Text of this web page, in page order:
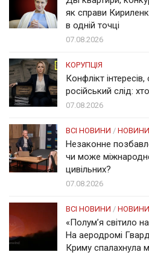
як справи
в одній точці
07.08.2026
КОРУПЦІЯ
Конфлікт
російський слід:
07.08.2026
ВСІ НОВИНИ / НОВИНИ
Незаконне
чи може
цивільних?
07.08.2026
ВСІ НОВИНИ / НОВИНИ
«Полум’я світило
На аеродромі
Криму спалахнула